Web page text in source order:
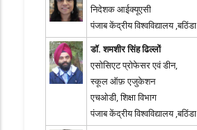
निदेशक आईक्यूएसी
पंजाब केंद्रीय विश्वविद्यालय ,बठिंडा
डॉ. शमशीर सिंह ढिल्लों
एसोसिएट प्रोफेसर एवं डीन,
स्कूल ऑफ़ एजुकेशन
एचओडी, शिक्षा विभाग
पंजाब केंद्रीय विश्वविद्यालय ,बठिंडा